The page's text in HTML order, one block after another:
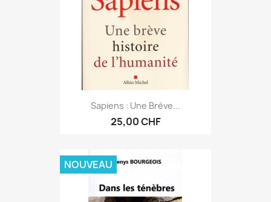
Sapiens : Une Brève...
25,00 CHF
NOUVEAU